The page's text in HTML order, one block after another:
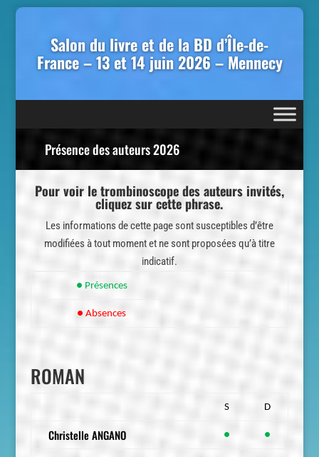
Salon du livre et de la BD d’Île-de-
France – 13 et 14 juin 2026 – Mennecy
Présence des auteurs 2026
Pour voir le trombinoscope des auteurs invités,
cliquez sur cette phrase.
Les informations de cette page sont susceptibles d’être
modifiées à tout moment et ne sont proposées qu’à titre
indicatif.
● Présences
● Absences
ROMAN
S D
Christelle ANGANO ● ●